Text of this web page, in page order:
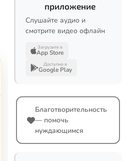
приложение
Слушайте аудио и
смотрите видео офлайн
Загрузите в
App Store
Доступно в
Google Play
Благотворительность
— помочь
нуждающимся